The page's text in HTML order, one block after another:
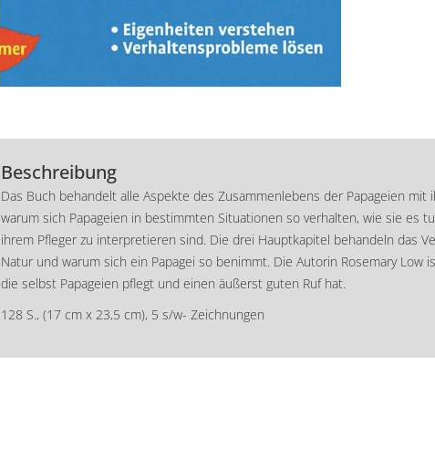
Beschreibung
Das Buch behandelt alle Aspekte des Zusammenlebens der Papageien
warum sich Papageien in bestimmten Situationen so verhalten, wie sie es
ihrem Pfleger zu interpretieren sind. Die drei Hauptkapitel behandeln das
Natur und warum sich ein Papagei so benimmt. Die Autorin Rosemary Low
die selbst Papageien pflegt und einen äußerst guten Ruf hat.
128 S., (17 cm x 23,5 cm), 5 s/w- Zeichnungen